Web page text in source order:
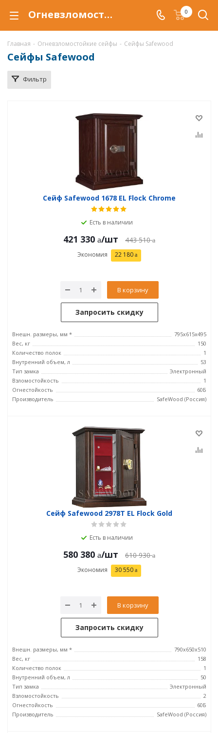
Огневзломостойкий сейф Safewood купить в Воронеже, сейфы Сейфвуд с отделкой деревом по низкой цене c доставкой 0
Главная - Огневзломостойкие сейфы - Сейфы Safewood
Сейфы Safewood
Фильтр
Сейф Safewood 1678 EL Flock Chrome
Есть в наличии
421 330 /шт 443 510
Экономия 22 180
В корзину
Запросить скидку
Внешн. размеры, мм *
795х615х495
Вес, кг
150
Количество полок
1
Внутренний объем, л
53
Тип замка
Электронный
Взломостойкость
1
Огнестойкость
60Б
Производитель
SafeWood (Россия)
Сейф Safewood 2978T EL Flock Gold
Есть в наличии
580 380 /шт 610 930
Экономия 30 550
В корзину
Запросить скидку
Внешн. размеры, мм *
790х650х510
Вес, кг
158
Количество полок
1
Внутренний объем, л
50
Тип замка
Электронный
Взломостойкость
2
Огнестойкость
60Б
Производитель
SafeWood (Россия)